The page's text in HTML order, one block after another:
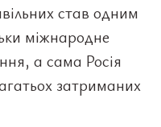
став одним
міжнародне
а сама Росія
затриманих